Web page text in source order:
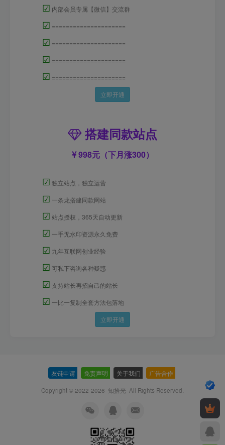
☑ 内部会员专属【微信】交流群
☑ =====================
☑ =====================
☑ =====================
☑ =====================
立即开通
搭建同款站点
998元（下月涨300）
☑ 独立站点，独立运营
☑ 一条龙搭建同款网站
☑ 站点授权，365天自动更新
☑ 一手无水印资源永久免费
☑ 九年互联网创业经验
☑ 可私下咨询各种疑惑
☑ 支持站长再招自己的站长
☑ 一比一复制全套方法包落地
立即开通
友链申请 免责声明 关于我们 广告合作
Copyright © 2022-2026 知拾光 All Rights Reserved.